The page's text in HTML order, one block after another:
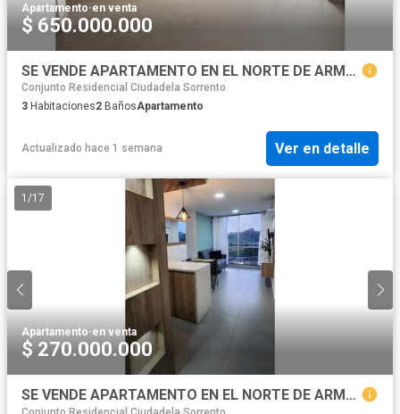
Apartamento·en venta
$ 650.000.000
SE VENDE APARTAMENTO EN EL NORTE DE ARMENIA
Conjunto Residencial Ciudadela Sorrento
3 Habitaciones2 BañosApartamento
Actualizado hace 1 semana Ver en detalle
1 /17
Apartamento·en venta
$ 270.000.000
SE VENDE APARTAMENTO EN EL NORTE DE ARMENIA